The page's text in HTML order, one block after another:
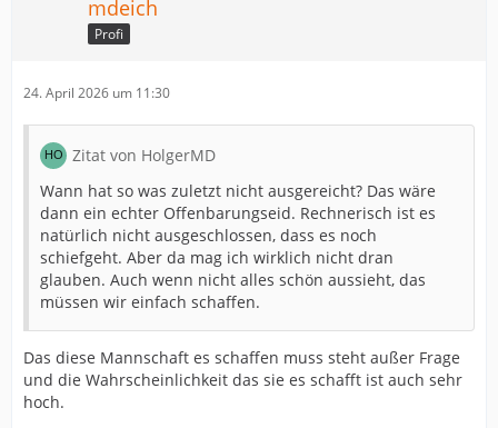
mdeich
Profi
24. April 2026 um 11:30
Zitat von HolgerMD
Wann hat so was zuletzt nicht ausgereicht? Das wäre
dann ein echter Offenbarungseid. Rechnerisch ist es
natürlich nicht ausgeschlossen, dass es noch
schiefgeht. Aber da mag ich wirklich nicht dran
glauben. Auch wenn nicht alles schön aussieht, das
müssen wir einfach schaffen.
Das diese Mannschaft es schaffen muss steht außer Frage
und die Wahrscheinlichkeit das sie es schafft ist auch sehr
hoch.